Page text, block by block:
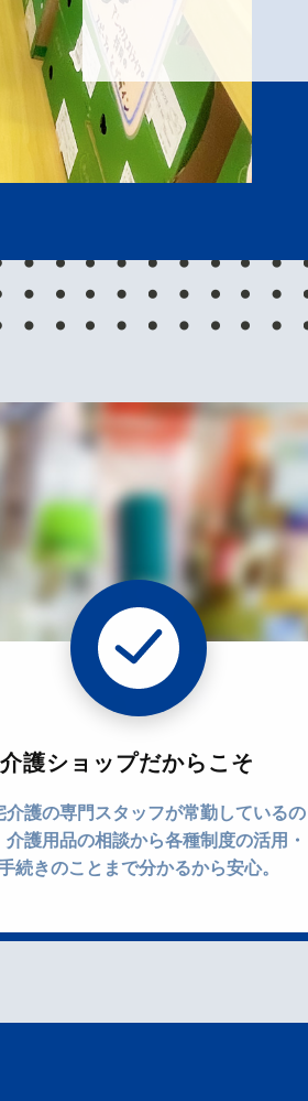
介護ショップだからこそ
介護の専門スタッフが常勤しているの
介護用品の相談から各種制度の活用・
続きのことまで分かるから安心。